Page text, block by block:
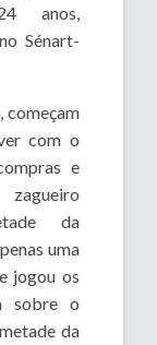
anos,
Sénart-
começam
com o
e
da
uma
jogou os
sobre o
da